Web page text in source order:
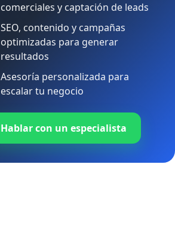
comerciales y captación de leads
SEO, contenido y campañas
optimizadas para generar
resultados
Asesoría personalizada para
escalar tu negocio
Hablar con un especialista